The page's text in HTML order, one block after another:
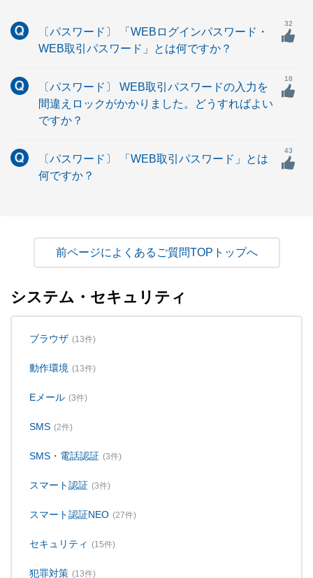
〔パスワード〕 「WEBログインパスワード・
WEB取引パスワード」とは何ですか？
32
〔パスワード〕 WEB取引パスワードの入力を
間違えロックがかかりました。どうすればよい
ですか？
18
〔パスワード〕 「WEB取引パスワード」とは
何ですか？
43
よくあるご質問TOPトップへ
システム・セキュリティ
ブラウザ (13件)
動作環境 (13件)
Eメール (3件)
SMS (2件)
SMS・電話認証 (3件)
スマート認証 (3件)
スマート認証NEO (27件)
セキュリティ (15件)
犯罪対策 (13件)